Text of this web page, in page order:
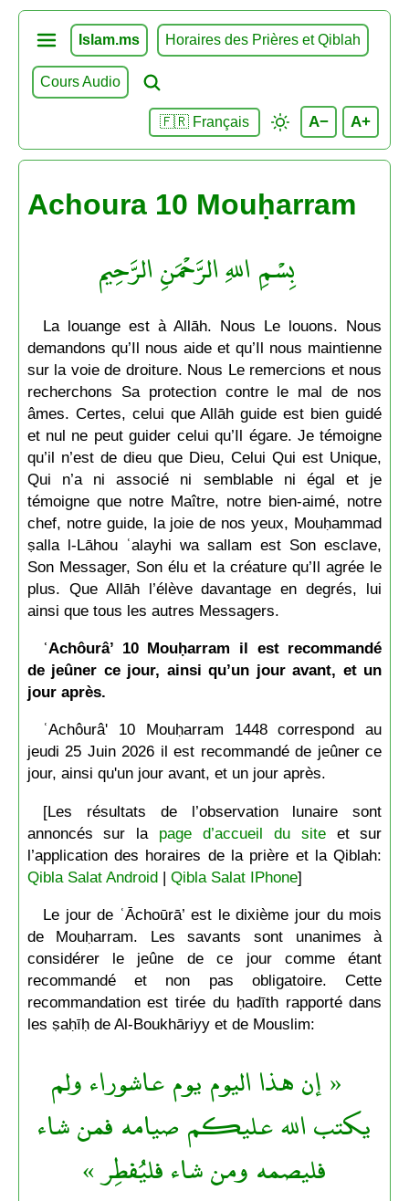
Islam.ms Horaires des Prières et Qiblah
Cours Audio
🇫🇷 Français A− A+
Achoura 10 Mouḥarram
بِسْمِ اللهِ الرَّحْمَنِ الرَّحِيم
La louange est à Allāh. Nous Le louons. Nous
demandons qu’Il nous aide et qu’Il nous maintienne
sur la voie de droiture. Nous Le remercions et nous
recherchons Sa protection contre le mal de nos
âmes. Certes, celui que Allāh guide est bien guidé
et nul ne peut guider celui qu’Il égare. Je témoigne
qu’il n’est de dieu que Dieu, Celui Qui est Unique,
Qui n’a ni associé ni semblable ni égal et je
témoigne que notre Maître, notre bien-aimé, notre
chef, notre guide, la joie de nos yeux, Mouḥammad
ṣalla l-Lāhou ʿalayhi wa sallam est Son esclave,
Son Messager, Son élu et la créature qu’Il agrée le
plus. Que Allāh l’élève davantage en degrés, lui
ainsi que tous les autres Messagers.
ʿAchôurâ’ 10 Mouḥarram il est recommandé
de jeûner ce jour, ainsi qu’un jour avant, et un
jour après.
ʿAchôurâ' 10 Mouḥarram 1448 correspond au
jeudi 25 Juin 2026 il est recommandé de jeûner ce
jour, ainsi qu'un jour avant, et un jour après.
[Les résultats de l’observation lunaire sont
annoncés sur la page d’accueil du siteet sur
l’application des horaires de la prière et la Qiblah:
Qibla Salat Android| Qibla Salat IPhone]
Le jour de ʿĀchoūrā’ est le dixième jour du mois
de Mouḥarram. Les savants sont unanimes à
considérer le jeûne de ce jour comme étant
recommandé et non pas obligatoire. Cette
recommandation est tirée du ḥadīth rapporté dans
les ṣaḥīḥ de Al-Boukhāriyy et de Mouslim:
« إن هذا اليوم يوم عاشوراء ولم
يكتب الله عليكم صيامه فمن شاء
فليصمه ومن شاء فليُفطِر »